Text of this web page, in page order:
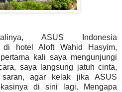
ASUS Indonesia
di hotel Aloft Wahid Hasyim,
kali saya mengunjungi
saya langsung jatuh cinta,
agar kelak jika ASUS
di sini lagi. Mengapa